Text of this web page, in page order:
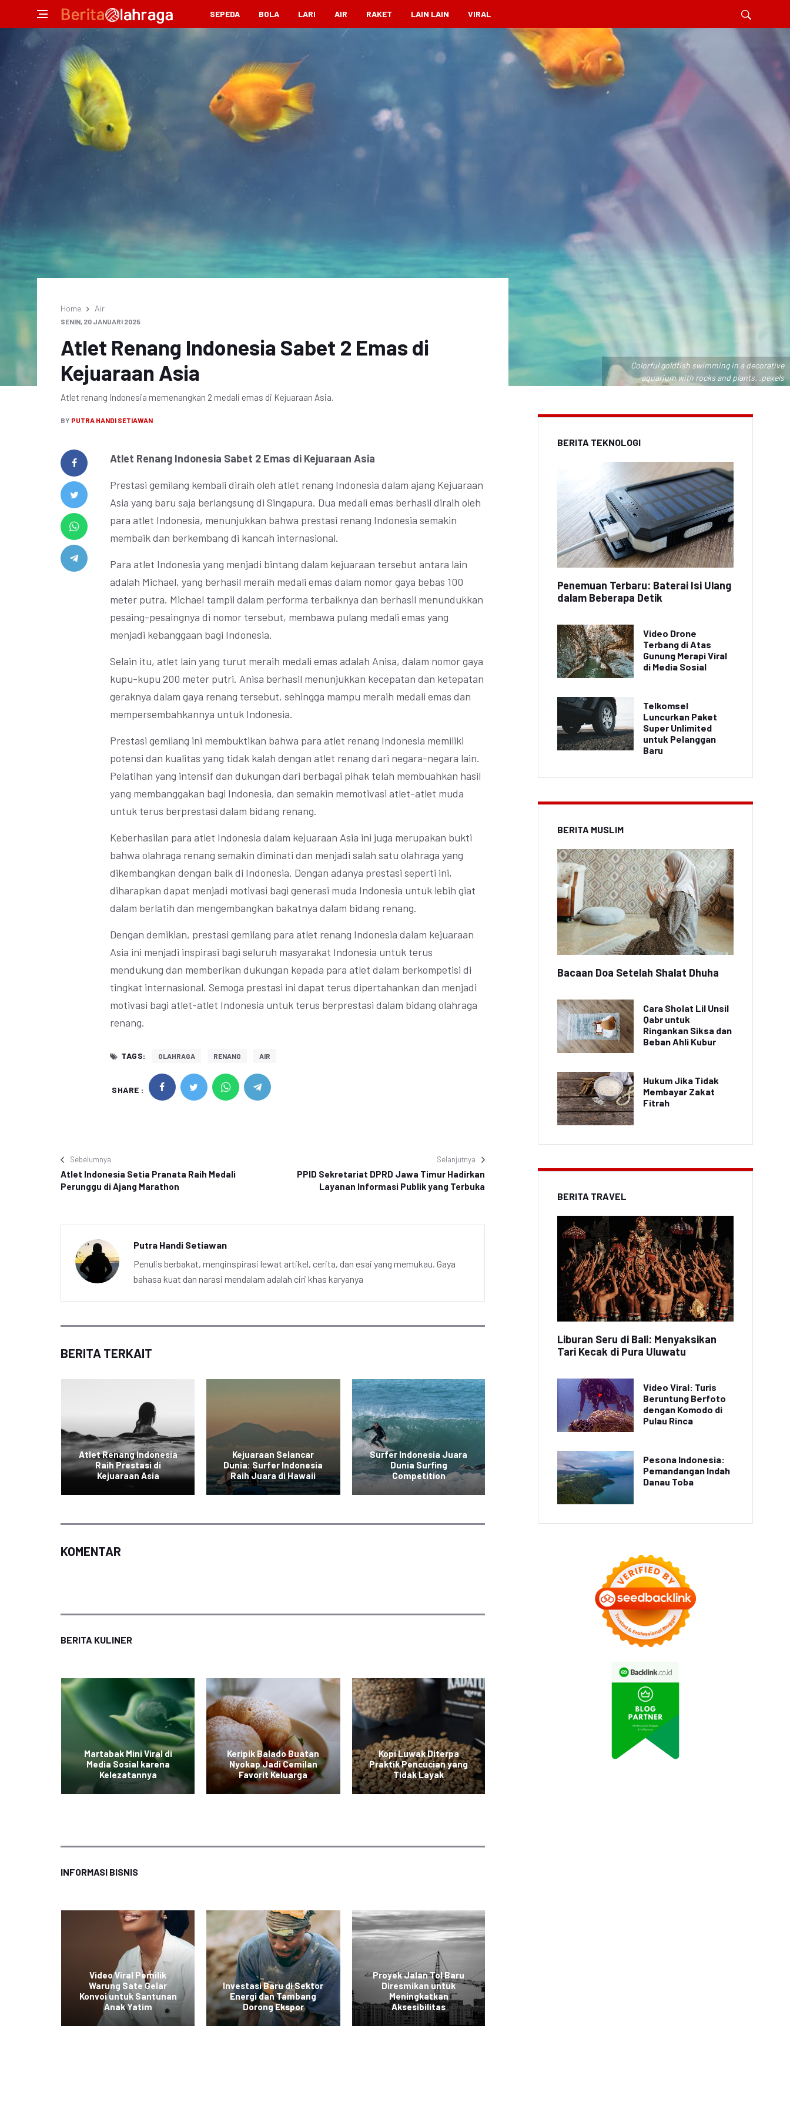
SEPEDA BOLA LARI AIR RAKET LAIN LAIN VIRAL
Colorful goldfish swimming in a decorative
aquarium with rocks and plants. .pexels
Home Air
SENIN, 20 JANUARI 2025
Atlet Renang Indonesia Sabet 2 Emas di
Kejuaraan Asia
Atlet renang Indonesia memenangkan 2 medali emas di Kejuaraan Asia.
BY PUTRA HANDI SETIAWAN
Atlet Renang Indonesia Sabet 2 Emas di Kejuaraan Asia
Prestasi gemilang kembali diraih oleh atlet renang Indonesia dalam ajang Kejuaraan
Asia yang baru saja berlangsung di Singapura. Dua medali emas berhasil diraih oleh
para atlet Indonesia, menunjukkan bahwa prestasi renang Indonesia semakin
membaik dan berkembang di kancah internasional.
Para atlet Indonesia yang menjadi bintang dalam kejuaraan tersebut antara lain
adalah Michael, yang berhasil meraih medali emas dalam nomor gaya bebas 100
meter putra. Michael tampil dalam performa terbaiknya dan berhasil menundukkan
pesaing-pesaingnya di nomor tersebut, membawa pulang medali emas yang
menjadi kebanggaan bagi Indonesia.
Selain itu, atlet lain yang turut meraih medali emas adalah Anisa, dalam nomor gaya
kupu-kupu 200 meter putri. Anisa berhasil menunjukkan kecepatan dan ketepatan
geraknya dalam gaya renang tersebut, sehingga mampu meraih medali emas dan
mempersembahkannya untuk Indonesia.
Prestasi gemilang ini membuktikan bahwa para atlet renang Indonesia memiliki
potensi dan kualitas yang tidak kalah dengan atlet renang dari negara-negara lain.
Pelatihan yang intensif dan dukungan dari berbagai pihak telah membuahkan hasil
yang membanggakan bagi Indonesia, dan semakin memotivasi atlet-atlet muda
untuk terus berprestasi dalam bidang renang.
Keberhasilan para atlet Indonesia dalam kejuaraan Asia ini juga merupakan bukti
bahwa olahraga renang semakin diminati dan menjadi salah satu olahraga yang
dikembangkan dengan baik di Indonesia. Dengan adanya prestasi seperti ini,
diharapkan dapat menjadi motivasi bagi generasi muda Indonesia untuk lebih giat
dalam berlatih dan mengembangkan bakatnya dalam bidang renang.
Dengan demikian, prestasi gemilang para atlet renang Indonesia dalam kejuaraan
Asia ini menjadi inspirasi bagi seluruh masyarakat Indonesia untuk terus
mendukung dan memberikan dukungan kepada para atlet dalam berkompetisi di
tingkat internasional. Semoga prestasi ini dapat terus dipertahankan dan menjadi
motivasi bagi atlet-atlet Indonesia untuk terus berprestasi dalam bidang olahraga
renang.
TAGS: OLAHRAGA RENANG AIR
SHARE :
Sebelumnya
Atlet Indonesia Setia Pranata Raih Medali
Perunggu di Ajang Marathon
Selanjutnya
PPID Sekretariat DPRD Jawa Timur Hadirkan
Layanan Informasi Publik yang Terbuka
Putra Handi Setiawan
Penulis berbakat, menginspirasi lewat artikel, cerita, dan esai yang memukau. Gaya
bahasa kuat dan narasi mendalam adalah ciri khas karyanya
BERITA TERKAIT
Atlet Renang Indonesia
Raih Prestasi di
Kejuaraan Asia
Kejuaraan Selancar
Dunia: Surfer Indonesia
Raih Juara di Hawaii
Surfer Indonesia Juara
Dunia Surfing
Competition
Atlet Renang Indonesia
Raih Prestasi di
Kejuaraan Asia
Kejuaraan Selancar
Dunia: Surfer Indonesia
Raih Juara di Hawaii
KOMENTAR
BERITA KULINER
Martabak Mini Viral di
Media Sosial karena
Kelezatannya
Keripik Balado Buatan
Nyokap Jadi Cemilan
Favorit Keluarga
Kopi Luwak Diterpa
Praktik Pencucian yang
Tidak Layak
Keripik Balado Buatan
INFORMASI BISNIS
Video Viral Pemilik
Warung Sate Gelar
Konvoi untuk Santunan
Anak Yatim
Investasi Baru di Sektor
Energi dan Tambang
Dorong Ekspor
Proyek Jalan Tol Baru
Diresmikan untuk
Meningkatkan
Aksesibilitas
BERITA TEKNOLOGI
Penemuan Terbaru: Baterai Isi Ulang
dalam Beberapa Detik
Video Drone
Terbang di Atas
Gunung Merapi Viral
di Media Sosial
Telkomsel
Luncurkan Paket
Super Unlimited
untuk Pelanggan
Baru
BERITA MUSLIM
Bacaan Doa Setelah Shalat Dhuha
Cara Sholat Lil Unsil
Qabr untuk
Ringankan Siksa dan
Beban Ahli Kubur
Hukum Jika Tidak
Membayar Zakat
Fitrah
BERITA TRAVEL
Liburan Seru di Bali: Menyaksikan
Tari Kecak di Pura Uluwatu
Video Viral: Turis
Beruntung Berfoto
dengan Komodo di
Pulau Rinca
Pesona Indonesia:
Pemandangan Indah
Danau Toba